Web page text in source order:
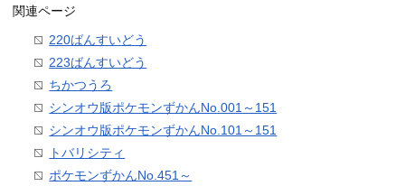
関連ページ
220ばんすいどう
223ばんすいどう
ちかつうろ
シンオウ版ポケモンずかんNo.001～151
シンオウ版ポケモンずかんNo.101～151
トバリシティ
ポケモンずかんNo.451～